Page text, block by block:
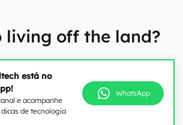
living off the land?
está no
e acompanhe
de tecnologia
WhatsApp